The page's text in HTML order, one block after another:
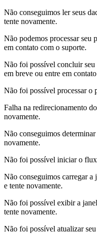
Não conseguimos ler seus
tente novamente.
Não podemos processar seu
em contato com o suporte.
Não foi possível concluir
em breve ou entre em
Não foi possível processar o
Falha na redirecionamento
novamente.
Não conseguimos
novamente.
Não foi possível iniciar o
Não conseguimos carregar a
e tente novamente.
Não foi possível exibir a
tente novamente.
Não foi possível atualizar